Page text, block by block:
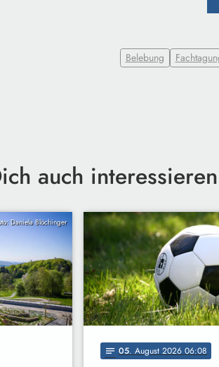
Belebung
auch interessieren
Daniela Blöchinger
notes 05. August 2026 06:08